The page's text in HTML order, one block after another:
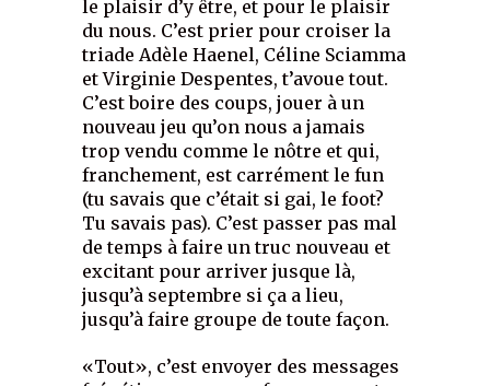
le plaisir d’y être, et pour le plaisir
du nous. C’est prier pour croiser la
triade Adèle Haenel, Céline Sciamma
et Virginie Despentes, t’avoue tout.
C’est boire des coups, jouer à un
nouveau jeu qu’on nous a jamais
trop vendu comme le nôtre et qui,
franchement, est carrément le fun
(tu savais que c’était si gai, le foot?
Tu savais pas). C’est passer pas mal
de temps à faire un truc nouveau et
excitant pour arriver jusque là,
jusqu’à septembre si ça a lieu,
jusqu’à faire groupe de toute façon.
«Tout», c’est envoyer des messages